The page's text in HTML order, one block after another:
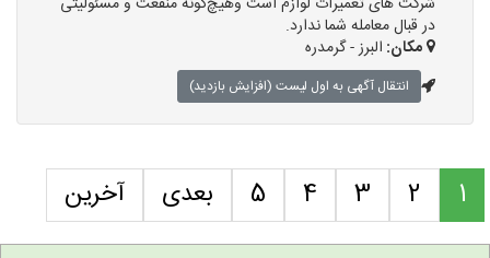
در قبال معامله شما ندارد.
مکان: البرز - گرمدره
انتقال آگهی به اول لیست (افزایش بازدید)
1
2
3
4
5 بعدی آخرین